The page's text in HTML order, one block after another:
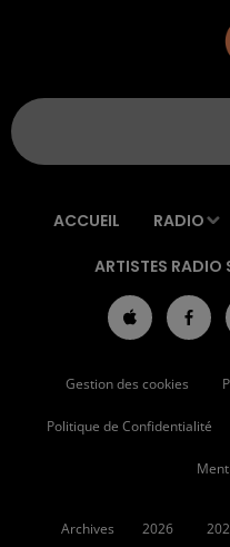
ACCUEIL RADIO
ARTISTES RADIO
Gestion des cookies
Politique de Confidentialité
Archives 2026